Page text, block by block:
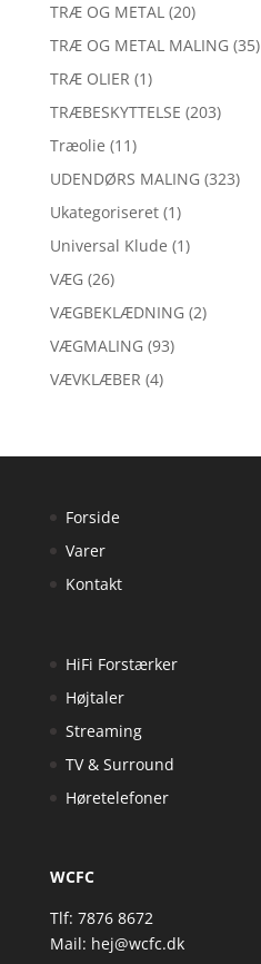
TRÆ OG METAL (20)
TRÆ OG METAL MALING (35)
TRÆ OLIER (1)
TRÆBESKYTTELSE (203)
Træolie (11)
UDENDØRS MALING (323)
Ukategoriseret (1)
Universal Klude (1)
VÆG (26)
VÆGBEKLÆDNING (2)
VÆGMALING (93)
VÆVKLÆBER (4)
Forside
Varer
Kontakt
HiFi Forstærker
Højtaler
Streaming
TV & Surround
Høretelefoner
WCFC
Tlf: 7876 8672
Mail: hej@wcfc.dk